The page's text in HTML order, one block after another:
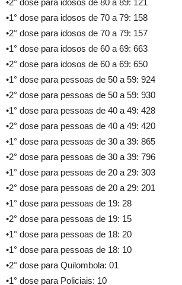
•1° dose para idosos de 70 a 79: 158
•2° dose para idosos de 70 a 79: 157
•1° dose para idosos de 60 a 69: 663
•2° dose para idosos de 60 a 69: 650
•1° dose para pessoas de 50 a 59: 924
•2° dose para pessoas de 50 a 59: 930
•1° dose para pessoas de 40 a 49: 428
•2° dose para pessoas de 40 a 49: 420
•1° dose para pessoas de 30 a 39: 865
•2° dose para pessoas de 30 a 39: 796
•1° dose para pessoas de 20 a 29: 303
•2° dose para pessoas de 20 a 29: 201
•1° dose para pessoas de 19: 28
•2° dose para pessoas de 19: 15
•1° dose para pessoas de 18: 20
•1° dose para pessoas de 18: 10
•2° dose para Quilombola: 01
•1° dose para Policiais: 10